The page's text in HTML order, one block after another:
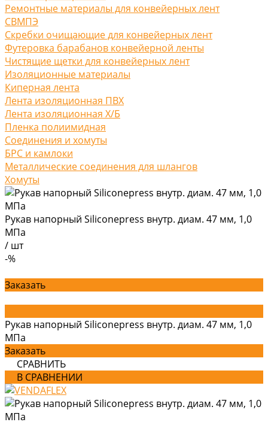
Ремонтные материалы для конвейерных лент
СВМПЭ
Скребки очищающие для конвейерных лент
Футеровка барабанов конвейерной ленты
Чистящие щетки для конвейерных лент
Изоляционные материалы
Киперная лента
Лента изоляционная ПВХ
Лента изоляционная Х/Б
Пленка полиимидная
Соединения и хомуты
БРС и камлоки
Металлические соединения для шлангов
Хомуты
Рукав напорный Siliconepress внутр. диам. 47 мм, 1,0
МПа
/ шт
-%
Заказать
Рукав напорный Siliconepress внутр. диам. 47 мм, 1,0
МПа
Заказать
СРАВНИТЬ
В СРАВНЕНИИ